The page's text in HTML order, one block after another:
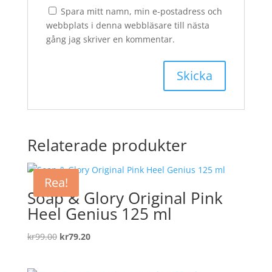
Spara mitt namn, min e-postadress och
webbplats i denna webbläsare till nästa
gång jag skriver en kommentar.
Relaterade produkter
Rea!
Soap & Glory Original Pink
Heel Genius 125 ml
kr99.00 Det
kr79.20Det